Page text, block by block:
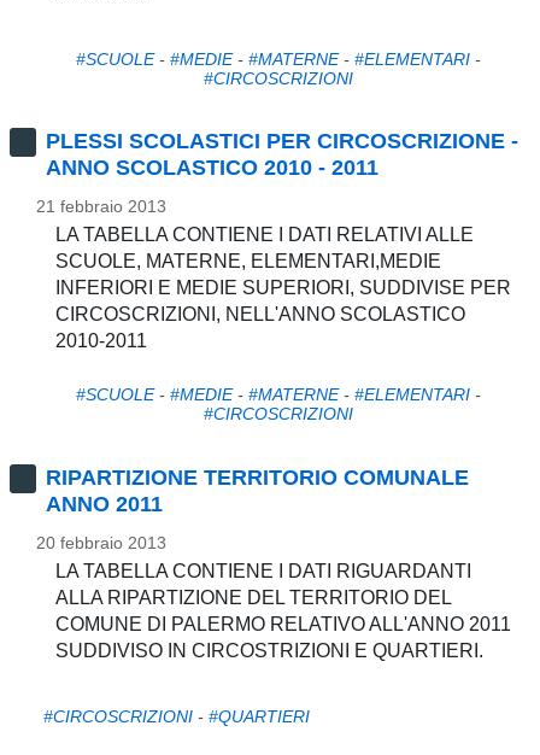
#SCUOLE- #MEDIE- #MATERNE- #ELEMENTARI-
#CIRCOSCRIZIONI
PLESSI SCOLASTICI PER CIRCOSCRIZIONE -
ANNO SCOLASTICO 2010 - 2011
21 febbraio 2013
LA TABELLA CONTIENE I DATI RELATIVI ALLE
SCUOLE, MATERNE, ELEMENTARI,MEDIE
INFERIORI E MEDIE SUPERIORI, SUDDIVISE PER
CIRCOSCRIZIONI, NELL'ANNO SCOLASTICO
2010-2011
#SCUOLE- #MEDIE- #MATERNE- #ELEMENTARI-
#CIRCOSCRIZIONI
RIPARTIZIONE TERRITORIO COMUNALE
ANNO 2011
20 febbraio 2013
LA TABELLA CONTIENE I DATI RIGUARDANTI
ALLA RIPARTIZIONE DEL TERRITORIO DEL
COMUNE DI PALERMO RELATIVO ALL'ANNO 2011
SUDDIVISO IN CIRCOSTRIZIONI E QUARTIERI.
#CIRCOSCRIZIONI- #QUARTIERI